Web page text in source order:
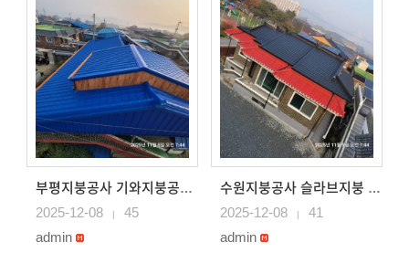
부평지붕공사 기와지붕공사 평기와골 파란색 칼라강판으로 지..
2025-12-08 |
45
admin
수원지붕공사 슬라브지붕 칼라강판으로 지붕시공 평기와골 검..
2025-12-08 |
41
admin